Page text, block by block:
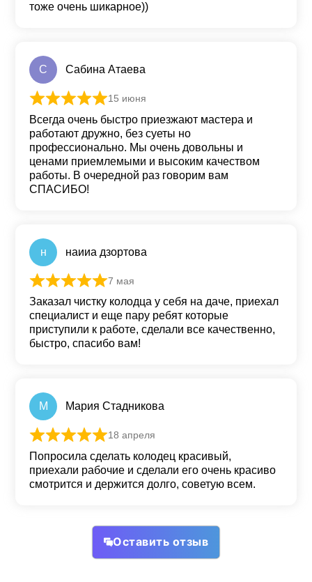
тоже очень шикарное))
С Сабина Атаева
Оценка
15 июня
Всегда очень быстро приезжают мастера и
работают дружно, без суеты но
профессионально. Мы очень довольны и
ценами приемлемыми и высоким качеством
работы. В очередной раз говорим вам
СПАСИБО!
н наииа дзортова
Оценка
7 мая
Заказал чистку колодца у себя на даче, приехал
специалист и еще пару ребят которые
приступили к работе, сделали все качественно,
быстро, спасибо вам!
М Мария Стадникова
Оценка из 5
18 апреля
Попросила сделать колодец красивый,
приехали рабочие и сделали его очень красиво
смотрится и держится долго, советую всем.
Оставить отзыв